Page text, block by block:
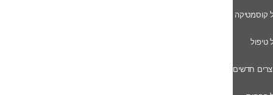
קוסמטיקה
טיפול
חדשים